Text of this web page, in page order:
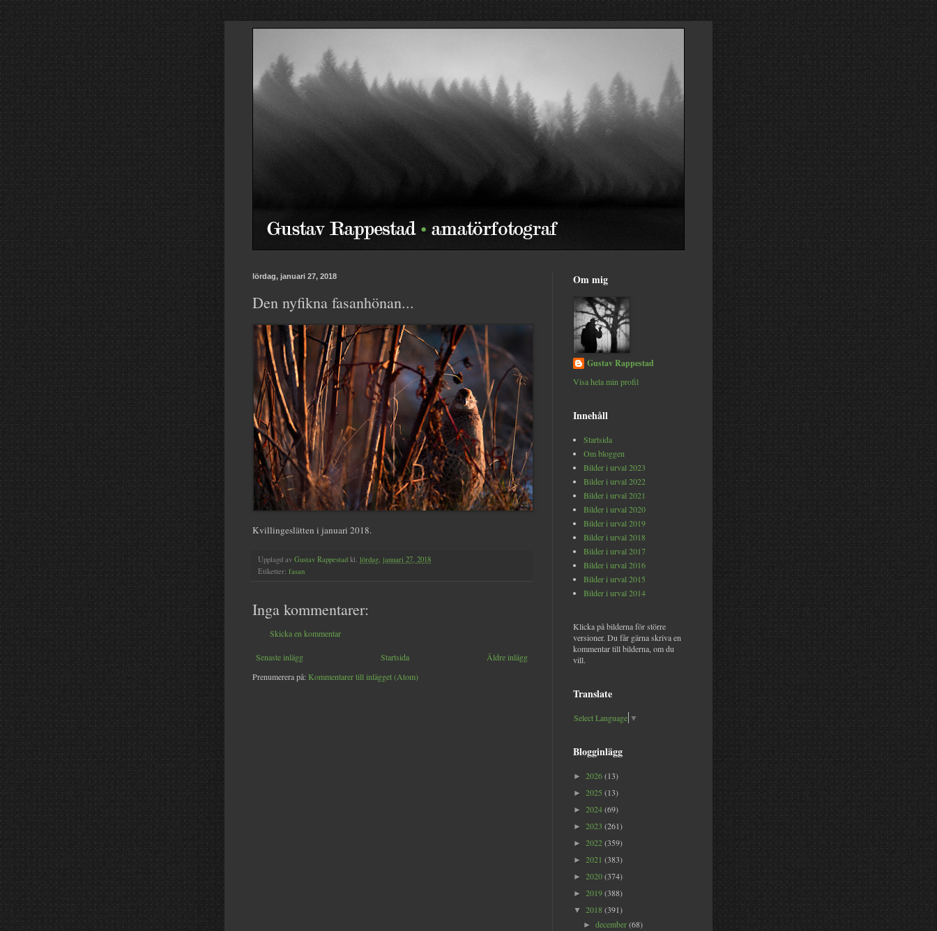
lördag, januari 27, 2018
Den nyfikna fasanhönan...
Kvillingeslätten i januari 2018.
Upplagd av Gustav Rappestad kl. lördag, januari 27, 2018
Etiketter: fasan
Inga kommentarer:
Skicka en kommentar
Senaste inlägg Äldre inlägg
Startsida
Prenumerera på: Kommentarer till inlägget (Atom)
Om mig
Gustav Rappestad
Visa hela min profil
Innehåll
Startsida
Om bloggen
Bilder i urval 2023
Bilder i urval 2022
Bilder i urval 2021
Bilder i urval 2020
Bilder i urval 2019
Bilder i urval 2018
Bilder i urval 2017
Bilder i urval 2016
Bilder i urval 2015
Bilder i urval 2014
Klicka på bilderna för större
versioner. Du får gärna skriva en
kommentar till bilderna, om du
vill.
Translate
Select Language ▼
Blogginlägg
► 2026(13)
► 2025 (13)
► 2024(69)
► 2023 (261)
► 2022(359)
► 2021 (383)
► 2020(374)
► 2019(388)
▼ 2018 (391)
►december(68)